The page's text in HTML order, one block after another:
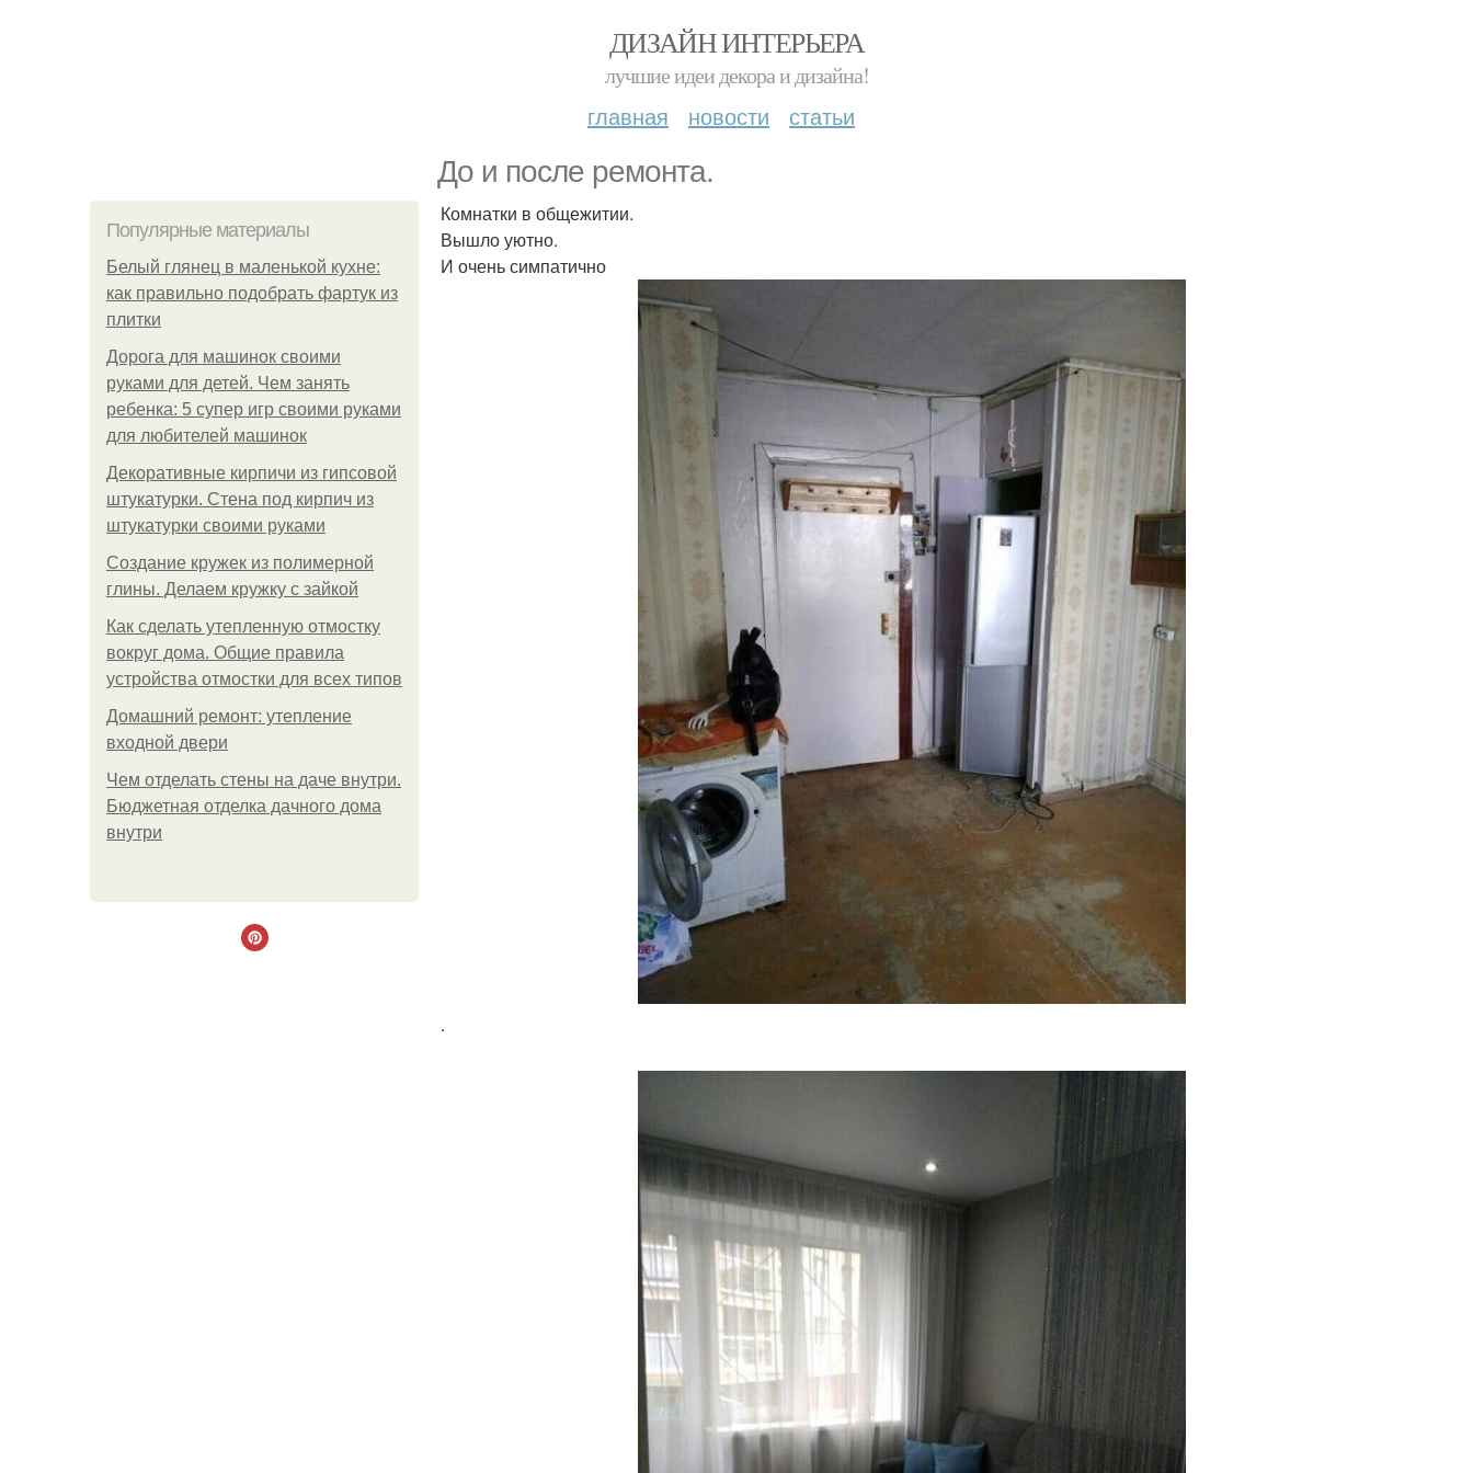
ДИЗАЙН ИНТЕРЬЕРА
лучшие идеи декора и дизайна!
главная новости статьи
До и после ремонта.
Популярные материалы
Белый глянец в маленькой кухне:
как правильно подобрать фартук из
плитки
Дорога для машинок своими
руками для детей. Чем занять
ребенка: 5 супер игр своими руками
для любителей машинок
Декоративные кирпичи из гипсовой
штукатурки. Стена под кирпич из
штукатурки своими руками
Создание кружек из полимерной
глины. Делаем кружку с зайкой
Как сделать утепленную отмостку
вокруг дома. Общие правила
устройства отмостки для всех типов
Домашний ремонт: утепление
входной двери
Чем отделать стены на даче внутри.
Бюджетная отделка дачного дома
внутри
Комнатки в общежитии.
Вышло уютно.
И очень симпатично
.